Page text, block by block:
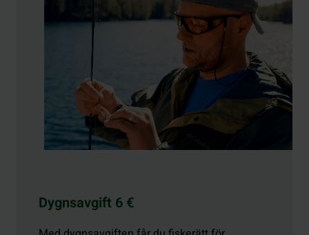
Dygnsavgift 6 €